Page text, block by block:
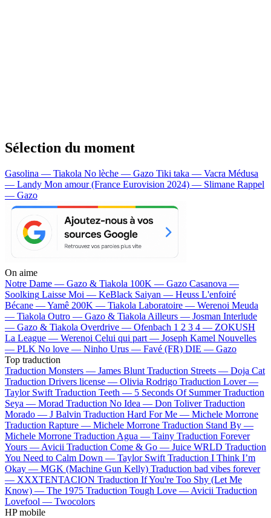
Sélection du moment
Gasolina — Tiakola No lèche — Gazo Tiki taka — Vacra Médusa
— Landy Mon amour (France Eurovision 2024) — Slimane Rappel
— Gazo
On aime
Notre Dame — Gazo & Tiakola 100K — Gazo Casanova —
Soolking Laisse Moi — KeBlack Saiyan — Heuss L'enfoiré
Bécane —Yamê 200K — Tiakola Laboratoire — Werenoi Meuda
— Tiakola Outro — Gazo & Tiakola Ailleurs — Josman Interlude
— Gazo & Tiakola Overdrive — Ofenbach 1 2 3 4 — ZOKUSH
La League — Werenoi Celui qui part — Joseph Kamel Nouvelles
— PLK No love — Ninho Urus — Favé (FR) DIE — Gazo
Top traduction
Traduction Monsters — James Blunt Traduction Streets — Doja Cat
Traduction Drivers license — Olivia Rodrigo Traduction Lover —
Taylor Swift Traduction Teeth — 5 Seconds Of Summer Traduction
Seya — Morad Traduction No Idea — Don Toliver Traduction
Morado — J Balvin Traduction Hard For Me — Michele Morrone
Traduction Rapture — Michele Morrone Traduction Stand By —
Michele Morrone Traduction Agua — Tainy Traduction Forever
Yours — Avicii Traduction Come & Go — Juice WRLD Traduction
You Need to Calm Down — Taylor Swift Traduction I Think I’m
Okay — MGK (Machine Gun Kelly) Traduction bad vibes forever
— XXXTENTACION Traduction If You're Too Shy (Let Me
Know) — The 1975 Traduction Tough Love — Avicii Traduction
Lovefool — Twocolors
HP mobile